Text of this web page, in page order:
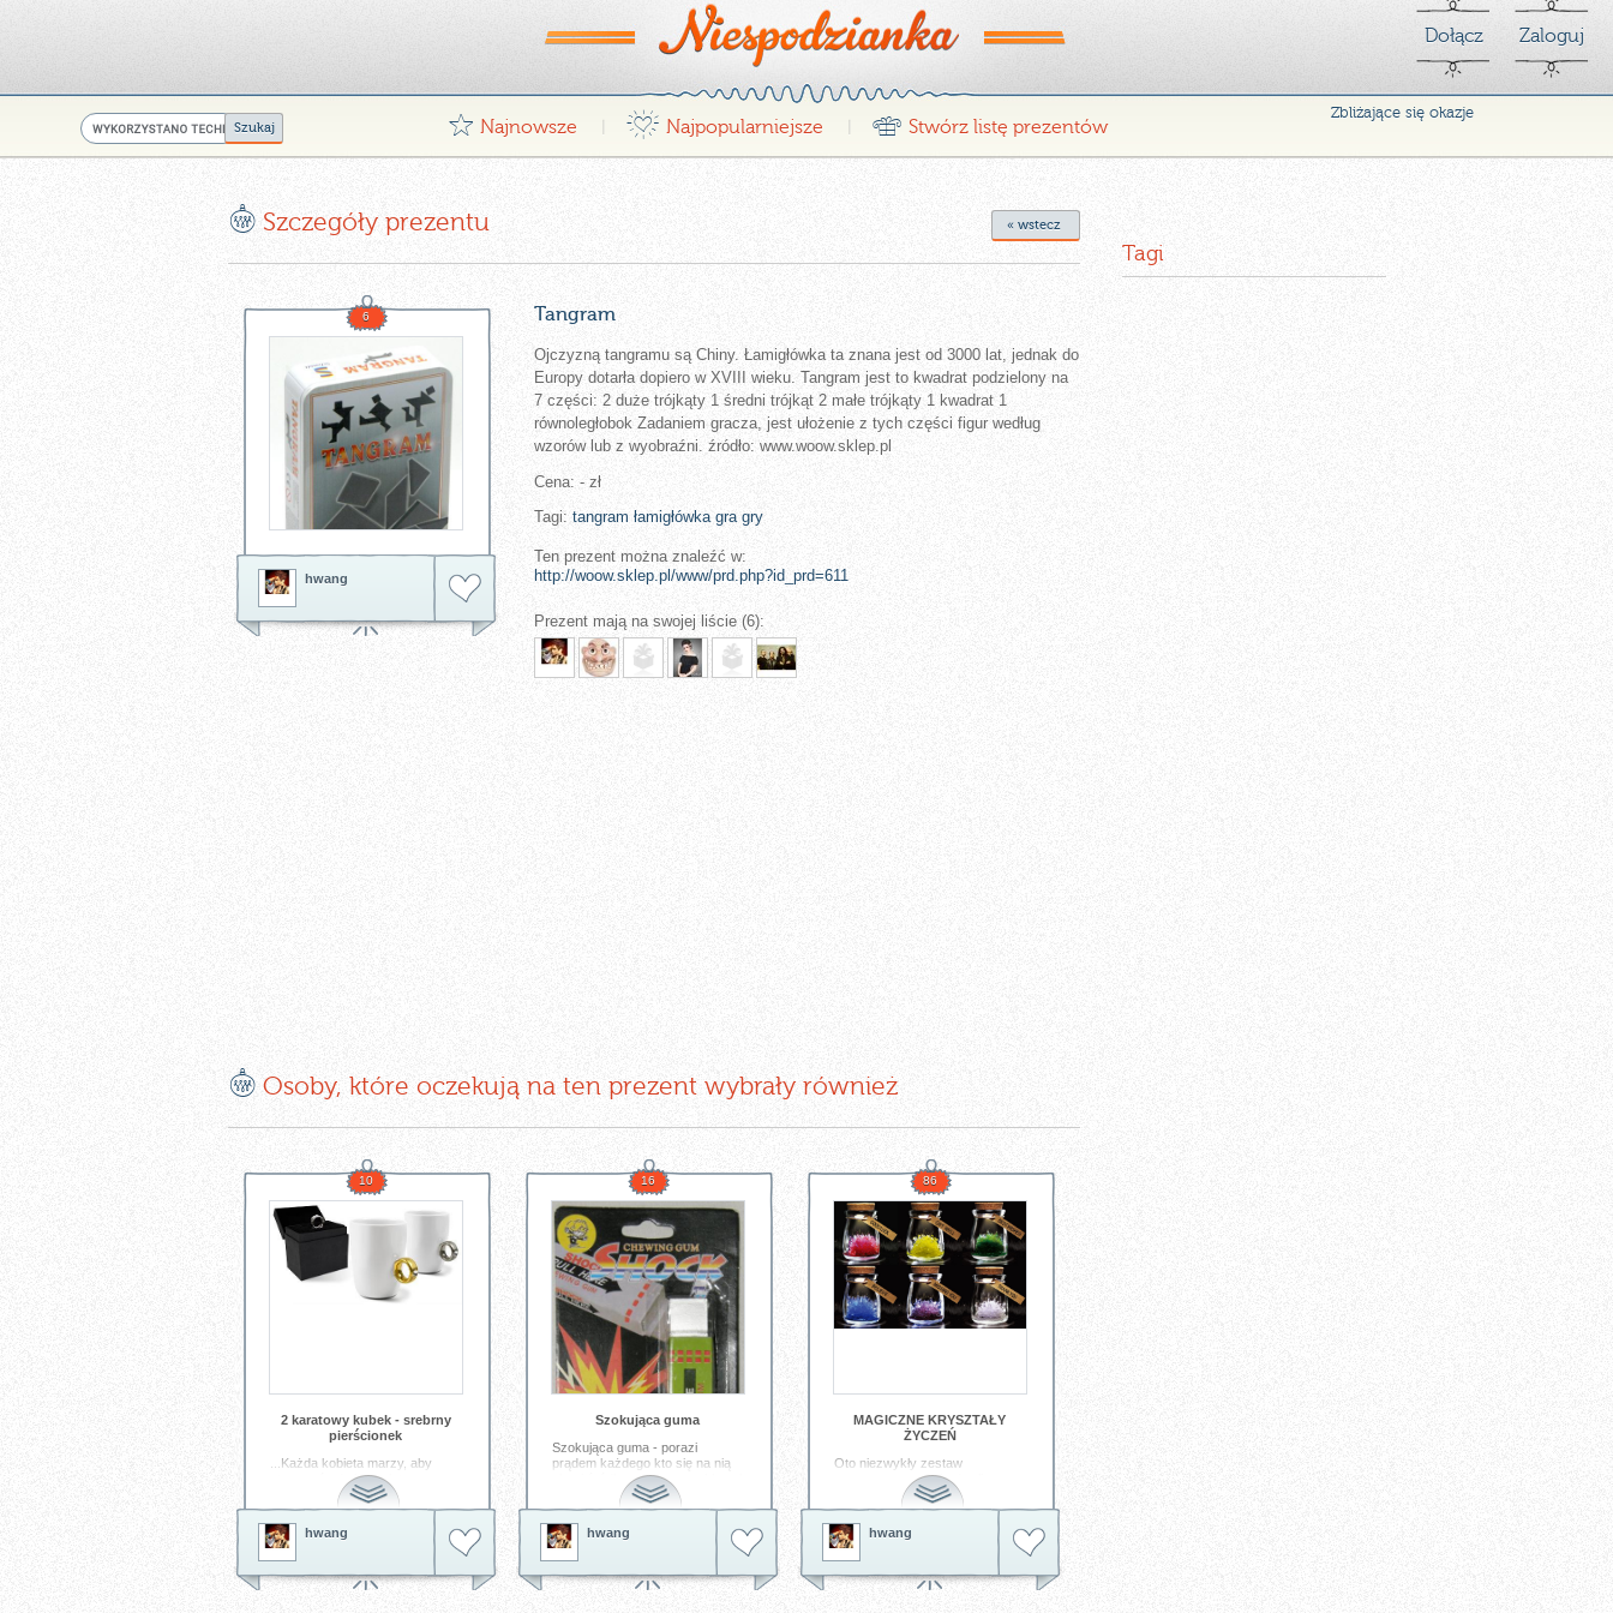
Dołącz Zaloguj
G Najnowsze ¤ Najpopularniejsze r Stwórz listę prezentów
Zbliżające się okazje
E Szczegóły prezentu « wstecz
6
hwang
Tangram
Ojczyzną tangramu są Chiny. Łamigłówka ta znana jest od 3000 lat, jednak do
Europy dotarła dopiero w XVIII wieku. Tangram jest to kwadrat podzielony na
7 części: 2 duże trójkąty 1 średni trójkąt 2 małe trójkąty 1 kwadrat 1
równoległobok Zadaniem gracza, jest ułożenie z tych części figur według
wzorów lub z wyobraźni. źródło: www.woow.sklep.pl
Cena: - zł
Tagi: tangram łamigłówka gra gry
Ten prezent można znaleźć w:
http://woow.sklep.pl/www/prd.php?id_prd=611
Prezent mają na swojej liście (6):
E Osoby, które oczekują na ten prezent wybrały również
10
2 karatowy kubek - srebrny
pierścionek
...Każda kobieta marzy, aby
otrzymać od niego złoty
pierścionek. Ten - ozdobiony
oryginalnym kryształem
Swarovski'ego... źródło:
www.woow.sklep.pl
pierścionek
srebrny srebro
hwang
16
Szokująca guma
Szokująca guma - porazi
prądem każdego kto się na nią
skusi źródło: www.woow.sklep.pl
Tagi:guma szokująca prądem
hwang
86
MAGICZNE KRYSZTAŁY
ŻYCZEŃ
Oto niezwykły zestaw
przeznaczony do hodowli
przepięknych kryształów.
Niepowtarzalne, kolorowe wzory
które w magiczny sposób
urosną w Twoim mieszkaniu!
specjalnym, szklanym słoiczku
zamykanym od góry korkowym
hwang
Tagi